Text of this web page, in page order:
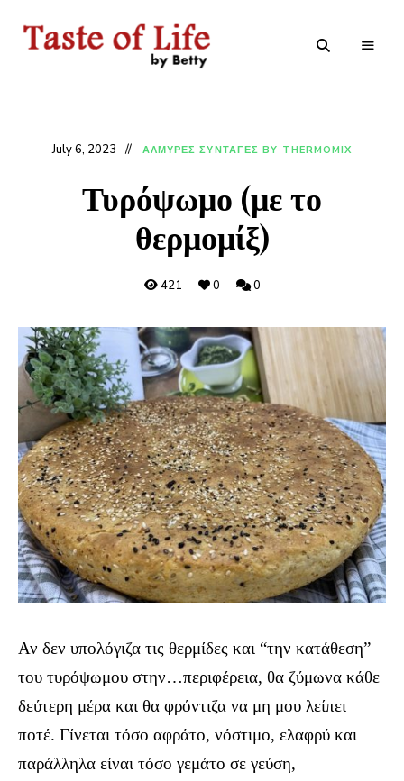
July 6, 2023 ΑΛΜΥΡΕΣ ΣΥΝΤΑΓΕΣ BY THERMOMIX
Τυρόψωμο (με το
θερμομίξ)
421 0 0
Αν δεν υπολόγιζα τις θερμίδες και “την κατάθεση”
του τυρόψωμου στην…περιφέρεια, θα ζύμωνα κάθε
δεύτερη μέρα και θα φρόντιζα να μη μου λείπει
ποτέ. Γίνεται τόσο αφράτο, νόστιμο, ελαφρύ και
παράλληλα είναι τόσο γεμάτο σε γεύση,